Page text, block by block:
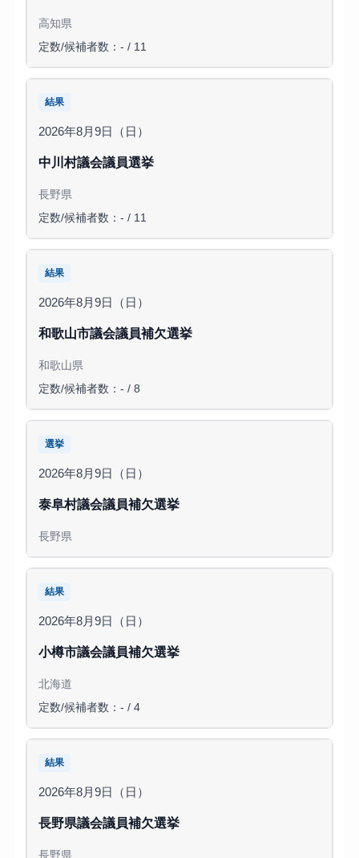
高知県
定数/候補者数：- / 11
結果
2026年8月9日（日）
中川村議会議員選挙
長野県
定数/候補者数：- / 11
結果
2026年8月9日（日）
和歌山市議会議員補欠選挙
和歌山県
定数/候補者数：- / 8
選挙
2026年8月9日（日）
泰阜村議会議員補欠選挙
長野県
結果
2026年8月9日（日）
小樽市議会議員補欠選挙
北海道
定数/候補者数：- / 4
結果
2026年8月9日（日）
長野県議会議員補欠選挙
長野県